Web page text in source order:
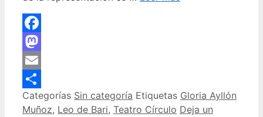
Facebook
Mastodon
Email
Compartir
Categorías Sin categoría Etiquetas Gloria Ayllón
Muñoz, Leo de Bari, Teatro Círculo Deja un